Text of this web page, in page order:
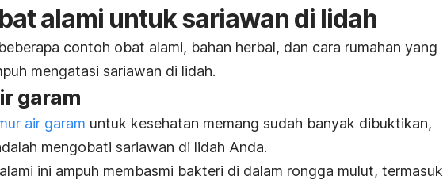
alami untuk sariawan di lidah
contoh obat alami, bahan herbal, dan cara rumahan yang
mengatasi sariawan di lidah.
garam
air garam untuk kesehatan memang sudah banyak dibuktikan,
mengobati sariawan di lidah Anda.
ini ampuh membasmi bakteri di dalam rongga mulut, termasuk